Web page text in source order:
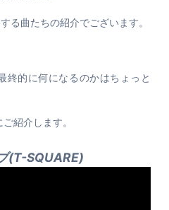
る曲たちの紹介でございます。
終的に何になるのかはちょっと
紹介します。
(T-SQUARE)